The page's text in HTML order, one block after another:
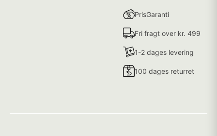
PrisGaranti
Fri fragt over kr. 499
1-2 dages levering
100 dages returret